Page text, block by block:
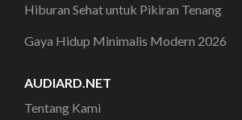
Hiburan Sehat untuk Pikiran Tenang
Gaya Hidup Minimalis Modern 2026
AUDIARD.NET
Tentang Kami